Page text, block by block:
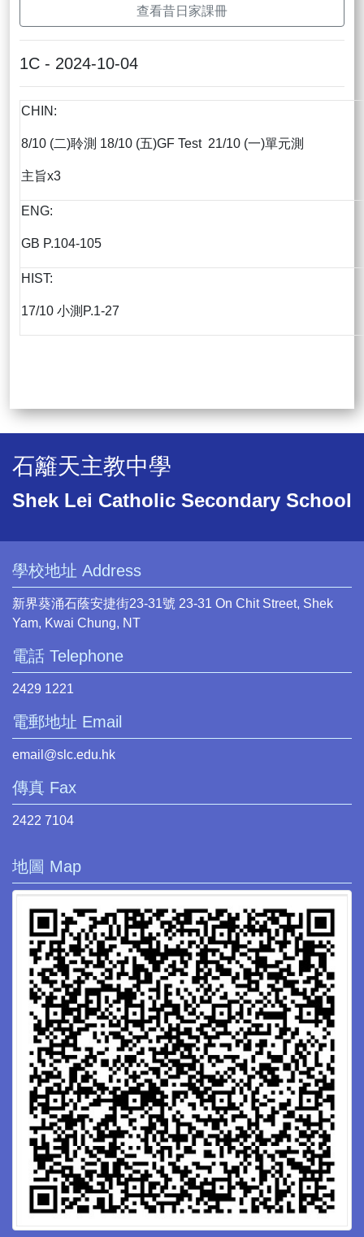
查看昔日家課冊
1C - 2024-10-04
CHIN:
8/10 (二)聆測 18/10 (五)GF Test 21/10 (一)單元測
主旨x3
ENG:
GB P.104-105
HIST:
17/10 小測P.1-27
石籬天主教中學
Shek Lei Catholic Secondary School
學校地址 Address
新界葵涌石蔭安捷街23-31號 23-31 On Chit Street, Shek
Yam, Kwai Chung, NT
電話 Telephone
2429 1221
電郵地址 Email
email@slc.edu.hk
傳真 Fax
2422 7104
地圖 Map